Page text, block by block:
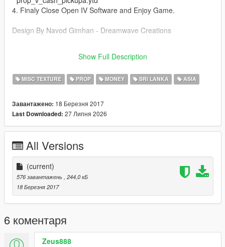
4. Finaly Close Open IV Software and Enjoy Game.
Design By Navod Gimhan - Dreamwave Creations
Web - http://dreamwavecreations.weebly.com
Show Full Description
MISC TEXTURE PROP MONEY SRI LANKA ASIA
Завантажено: 18 Березня 2017
Last Downloaded: 27 Липня 2026
All Versions
(current)
576 завантажень , 244,0 кБ
18 Березня 2017
6 коментаря
Zeus888